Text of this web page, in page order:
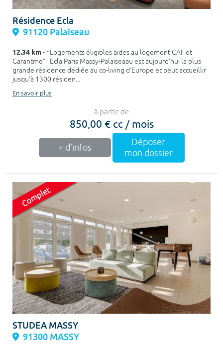
Résidence Ecla
91120 Palaiseau
12.34 km- *Logements éligibles aides au logement CAF et
Garantme" Ecla Paris Massy-Palaiseaau est aujourd'hui la plus
grande résidence dédiée au co-living d'Europe et peut accueillir
jusqu'à 1300 résiden...
En savoir plus
à partir de
850,00 € cc / mois
+ d'infos
Déposer
mon dossier
STUDEA MASSY
91300 MASSY